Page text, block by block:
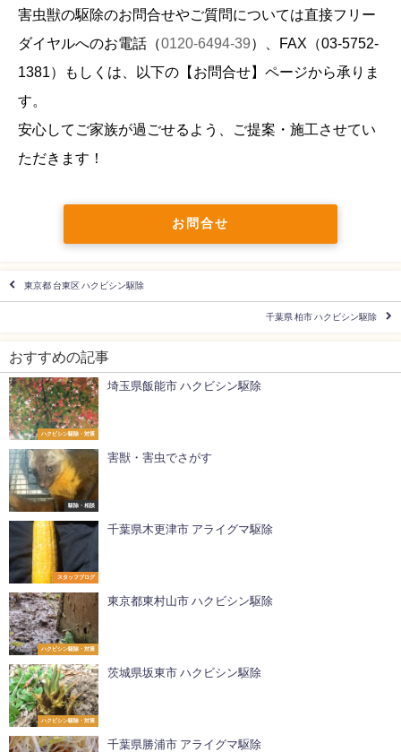
害虫獣の駆除のお問合せやご質問については直接フリー
ダイヤルへのお電話（0120-6494-39）、FAX（03-5752-
1381 ）もしくは、以下の【お問合せ】ページから承りま
す。
安心してご家族が過ごせるよう、ご提案・施工させてい
ただきます！
お問合せ
東京都 台東区 ハクビシン駆除
千葉県 柏市 ハクビシン駆除
おすすめの記事
ハクビシン駆除・対策
埼玉県飯能市 ハクビシン駆除
駆除・相談
害獣・害虫でさがす
スタッフブログ
千葉県木更津市 アライグマ駆除
ハクビシン駆除・対策
東京都東村山市 ハクビシン駆除
ハクビシン駆除・対策
茨城県坂東市 ハクビシン駆除
千葉県勝浦市 アライグマ駆除